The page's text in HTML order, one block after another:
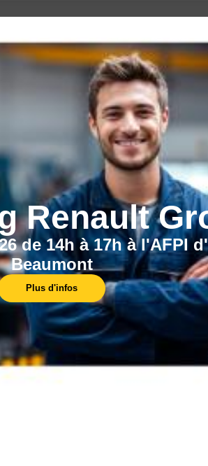
Renault
de 14h à 17h à l'AFPI
Beaumont
Plus d'infos
VOUS INTÉRESSER :
10 centres de formation, pour
de nos formations !
En